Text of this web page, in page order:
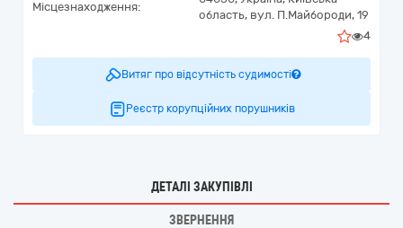
Місцезнаходження:
область, вул. П.Майбороди, 19
4
Витяг про відсутність судимості
Реєстр корупційних порушників
ДЕТАЛІ ЗАКУПІВЛІ
ЗВЕРНЕННЯ